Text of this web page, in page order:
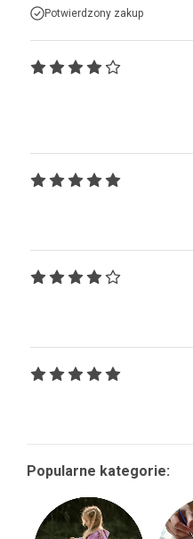
Potwierdzony zakup
Popularne kategorie: